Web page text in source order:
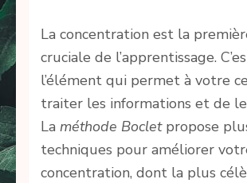
La concentration est la
cruciale de l’apprentissage.
l’élément qui permet à votre
traiter les informations et de
La méthode Bocletpropose
techniques pour améliorer
concentration, dont la plus